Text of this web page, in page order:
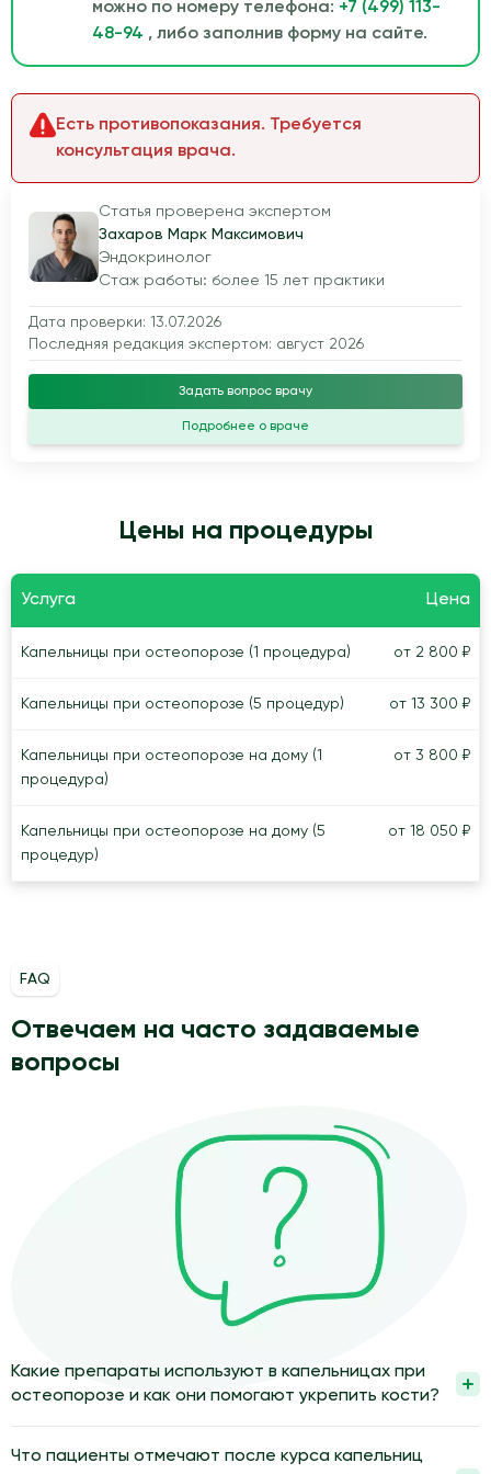
можно по номеру телефона: +7 (499) 113-
48-94 , либо заполнив форму на сайте.
Статья проверена экспертом
Захаров Марк Максимович
Эндокринолог
Стаж работы: более 15 лет практики
Дата проверки: 13.07.2026
Последняя редакция экспертом: август 2026
Задать вопрос врачу
Подробнее о враче
Есть противопоказания. Требуется
консультация врача.
Цены на процедуры
Услуга Цена
Капельницы при остеопорозе (1 процедура) от 2 800 ₽
Капельницы при остеопорозе (5 процедур) от 13 300 ₽
Капельницы при остеопорозе на дому (1
процедура)
от 3 800 ₽
Капельницы при остеопорозе на дому (5
процедур)
от 18 050 ₽
FAQ
Отвечаем на часто задаваемые
вопросы
Какие препараты используют в капельницах при
остеопорозе и как они помогают укрепить кости?
которые замедляют разрушение костей и улучшают их
Что пациенты отмечают после курса капельниц